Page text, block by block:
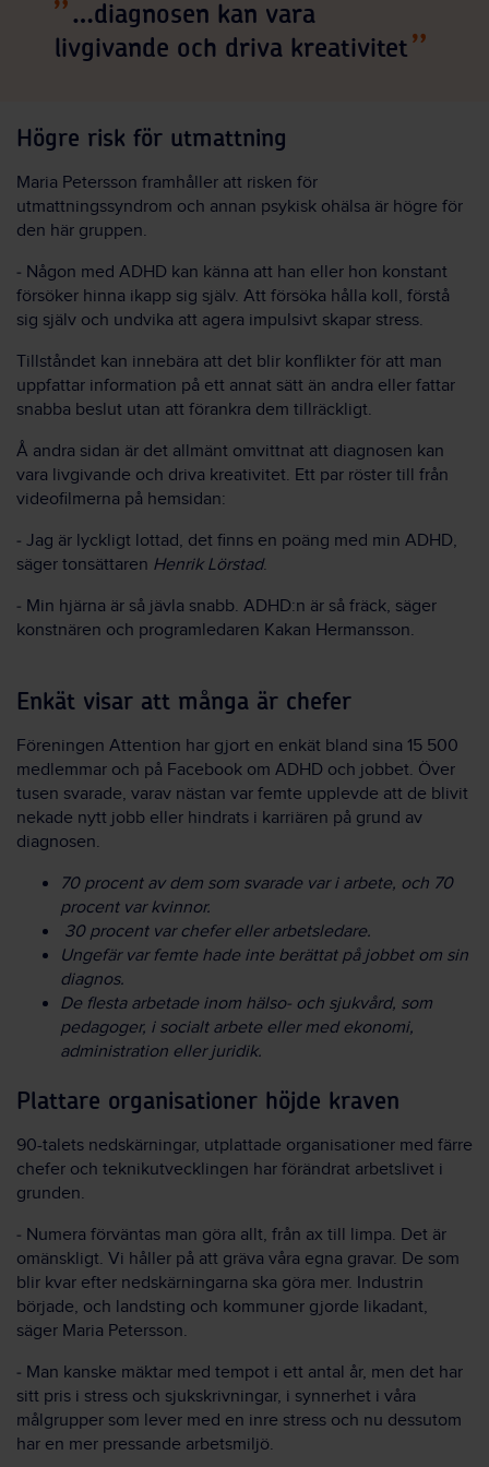
…diagnosen kan vara
livgivande och driva kreativitet
Högre risk för utmattning
Maria Petersson framhåller att risken för
utmattningssyndrom och annan psykisk ohälsa är högre för
den här gruppen.
‒ Någon med ADHD kan känna att han eller hon konstant
försöker hinna ikapp sig själv. Att försöka hålla koll, förstå
sig själv och undvika att agera impulsivt skapar stress.
Tillståndet kan innebära att det blir konflikter för att man
uppfattar information på ett annat sätt än andra eller fattar
snabba beslut utan att förankra dem tillräckligt.
Å andra sidan är det allmänt omvittnat att diagnosen kan
vara livgivande och driva kreativitet. Ett par röster till från
videofilmerna på hemsidan:
‒ Jag är lyckligt lottad, det finns en poäng med min ADHD,
säger tonsättaren Henrik Lörstad.
‒ Min hjärna är så jävla snabb. ADHD:n är så fräck, säger
konstnären och programledaren Kakan Hermansson.
Enkät visar att många är chefer
Föreningen Attention har gjort en enkät bland sina 15 500
medlemmar och på Facebook om ADHD och jobbet. Över
tusen svarade, varav nästan var femte upplevde att de blivit
nekade nytt jobb eller hindrats i karriären på grund av
diagnosen.
70 procent av dem som svarade var i arbete, och 70
procent var kvinnor.
30 procent var chefer eller arbetsledare.
Ungefär var femte hade inte berättat på jobbet om sin
diagnos.
De flesta arbetade inom hälso- och sjukvård, som
pedagoger, i socialt arbete eller med ekonomi,
administration eller juridik.
Plattare organisationer höjde kraven
90-talets nedskärningar, utplattade organisationer med färre
chefer och teknikutvecklingen har förändrat arbetslivet i
grunden.
‒ Numera förväntas man göra allt, från ax till limpa. Det är
omänskligt. Vi håller på att gräva våra egna gravar. De som
blir kvar efter nedskärningarna ska göra mer. Industrin
började, och landsting och kommuner gjorde likadant,
säger Maria Petersson.
‒ Man kanske mäktar med tempot i ett antal år, men det har
sitt pris i stress och sjukskrivningar, i synnerhet i våra
målgrupper som lever med en inre stress och nu dessutom
har en mer pressande arbetsmiljö.